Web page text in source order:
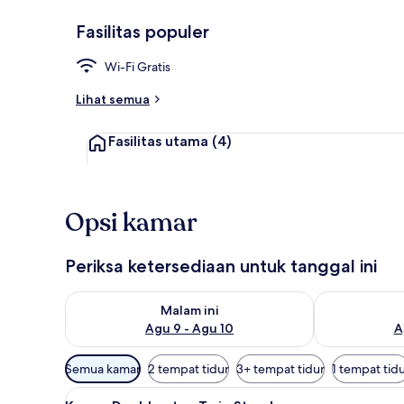
Fasilitas populer
Wi-Fi Gratis
Lihat semua
Fasilitas utama (4)
Opsi kamar
Periksa ketersediaan untuk tanggal ini
Malam ini
Agu 9 - Agu 10
Periksa ketersediaan untuk malam ini Agu 9 - Agu 10
Periksa
Filter
tersedia
Semua kamar 2 tempat tidur 3+ tempat tidur 1 tempat
Lihat
Kamar Double atau Twin